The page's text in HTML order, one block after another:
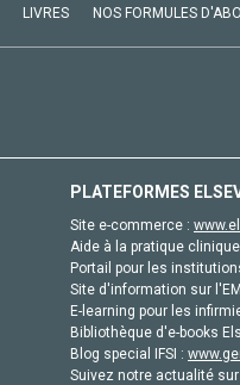
LIVRES NOS FORMULES
PLATEFORMES
Site e-commerce :
Aide à la pratique
Portail pour les
Site d'information sur
E-learning pour les
Bibliothèque d'e-books
Blog special IFSI :
Suivez notre actualité